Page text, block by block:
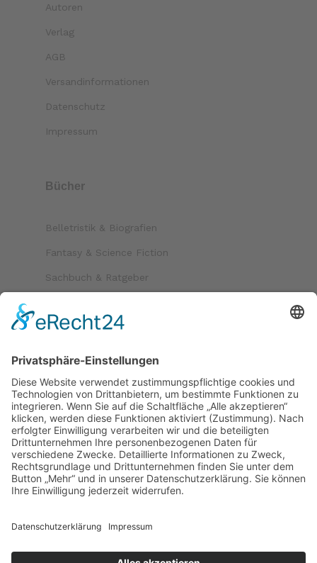
Autoren
Verlag
AGB
Versandinformationen
Datenschutz
Impressum
Bücher
Belletristik & Biografien
Fantasy & Science Fiction
Sachbuch & Ratgeber
Krimi & Thriller
Folgen Sie uns auf
Bezahlmöglichkeiten
Paypal Kreditkarte Vorkasse
Versand
kostenloser Versand ab 30 €